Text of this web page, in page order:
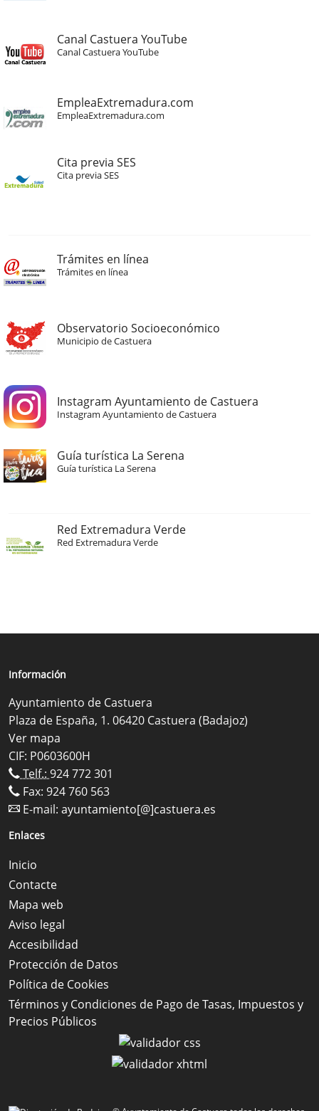
Canal Castuera YouTube
Canal Castuera YouTube
EmpleaExtremadura.com
EmpleaExtremadura.com
Cita previa SES
Cita previa SES
Trámites en línea
Trámites en línea
Observatorio Socioeconómico
Municipio de Castuera
Instagram Ayuntamiento de Castuera
Instagram Ayuntamiento de Castuera
Guía turística La Serena
Guía turística La Serena
Red Extremadura Verde
Red Extremadura Verde
Información
Ayuntamiento de Castuera
Plaza de España, 1. 06420 Castuera (Badajoz)
Ver mapa
CIF: P0603600H
Telf.: 924 772 301
Fax: 924 760 563
E-mail: ayuntamiento[@]castuera.es
Enlaces
Inicio
Contacte
Mapa web
Aviso legal
Accesibilidad
Protección de Datos
Política de Cookies
Términos y Condiciones de Pago de Tasas, Impuestos y
Precios Públicos